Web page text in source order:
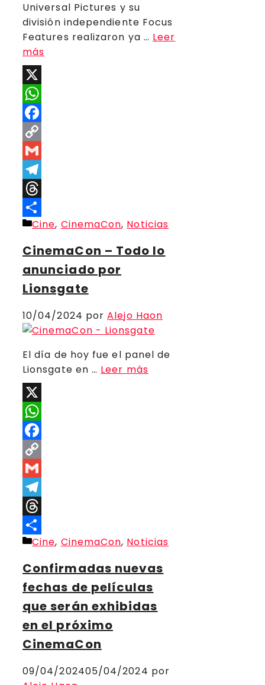
Universal Pictures y su
división independiente Focus
Features realizaron ya … Leer
más
X
WhatsApp
Facebook
Copy
Link
Gmail
Telegram
Threads
Compartir
Categorías
Cine, CinemaCon, Noticias
CinemaCon – Todo lo
anunciado por
Lionsgate
10/04/2024 porAlejo Haon
El día de hoy fue el panel de
Lionsgate en … Leer más
X
WhatsApp
Facebook
Copy
Link
Gmail
Telegram
Threads
Compartir
Categorías
Cine, CinemaCon, Noticias
Confirmadas nuevas
fechas de películas
que serán exhibidas
en el próximo
CinemaCon
09/04/202405/04/2024 por